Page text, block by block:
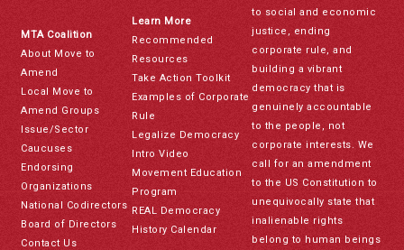
MTA Coalition
About Move to
Amend
Local Move to
Amend Groups
Issue/Sector
Caucuses
Endorsing
Organizations
National Codirectors
Board of Directors
Contact Us
Learn More
Recommended
Resources
Take Action Toolkit
Examples of Corporate
Rule
Legalize Democracy
Intro Video
Movement Education
Program
REAL Democracy
History Calendar
to social and economic
justice, ending
corporate rule, and
building a vibrant
democracy that is
genuinely accountable
to the people, not
corporate interests. We
call for an amendment
to the US Constitution to
unequivocally state that
inalienable rights
belong to human beings